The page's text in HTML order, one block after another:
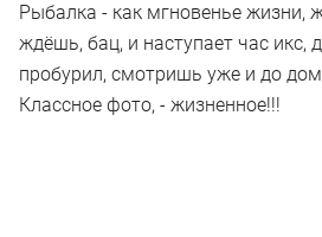
Рыбалка - как мгновенье жизни,
ждёшь, бац, и наступает час икс,
пробурил, смотришь уже и до
Классное фото, - жизненное!!!